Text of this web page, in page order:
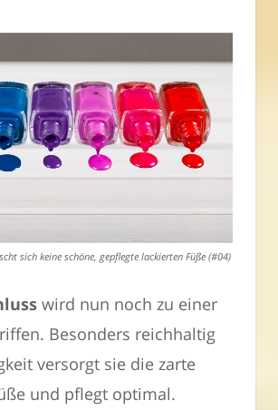
sich keine schöne, gepflegte lackierten Füße (#04)
wird nun noch zu einer
Besonders reichhaltig
versorgt sie die zarte
und pflegt optimal.